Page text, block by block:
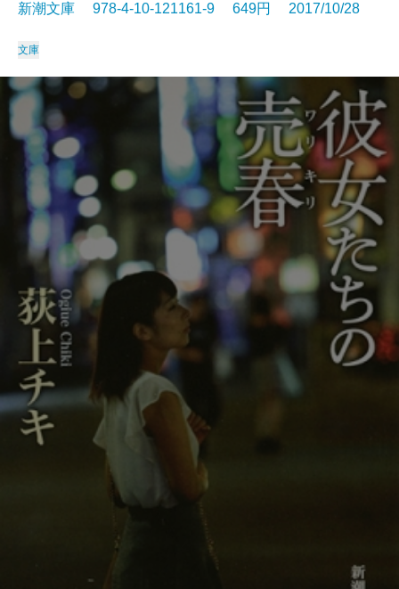
新潮文庫 978-4-10-121161-9 649円 2017/10/28
文庫